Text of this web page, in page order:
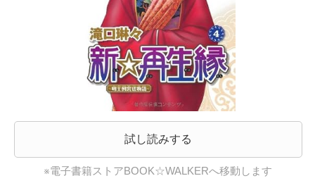
試し読みする
※電子書籍ストアBOOK☆WALKERへ移動します